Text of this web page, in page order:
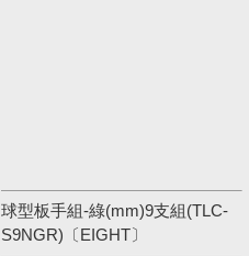
球型板手組-綠(mm)9支組(TLC-
S9NGR)〔EIGHT〕